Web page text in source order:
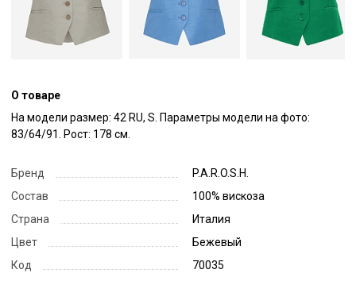
О товаре
На модели размер: 42 RU, S. Параметры модели на фото:
83/64/91. Рост: 178 см.
Бренд
P.A.R.O.S.H.
Состав
100% вискоза
Страна
Италия
Цвет
Бежевый
Код
70035